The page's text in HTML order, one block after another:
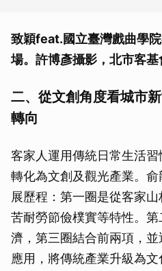
致穎feat.國立臺灣戲曲學
場。許博彥攝影，北市客基
二、從文創角度看城市
轉向
客家人運用傳統日常生活
轉化為文創及觀光產業。
展歷程：第一圈是從客家
苦耐勞節儉樸實等特性。
濟，第三圈結合前兩項，
應用，將傳統產業升級為